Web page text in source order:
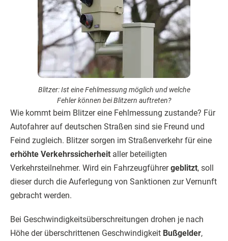
Blitzer: Ist eine Fehlmessung möglich und welche
Fehler können bei Blitzern auftreten?
Wie kommt beim Blitzer eine Fehlmessung zustande? Für
Autofahrer auf deutschen Straßen sind sie Freund und
Feind zugleich. Blitzer sorgen im Straßenverkehr für eine
erhöhte Verkehrssicherheit aller beteiligten
Verkehrsteilnehmer. Wird ein Fahrzeugführergeblitzt, soll
dieser durch die Auferlegung von Sanktionen zur Vernunft
gebracht werden.
Bei Geschwindigkeitsüberschreitungen drohen je nach
Höhe der überschrittenen Geschwindigkeit Bußgelder,